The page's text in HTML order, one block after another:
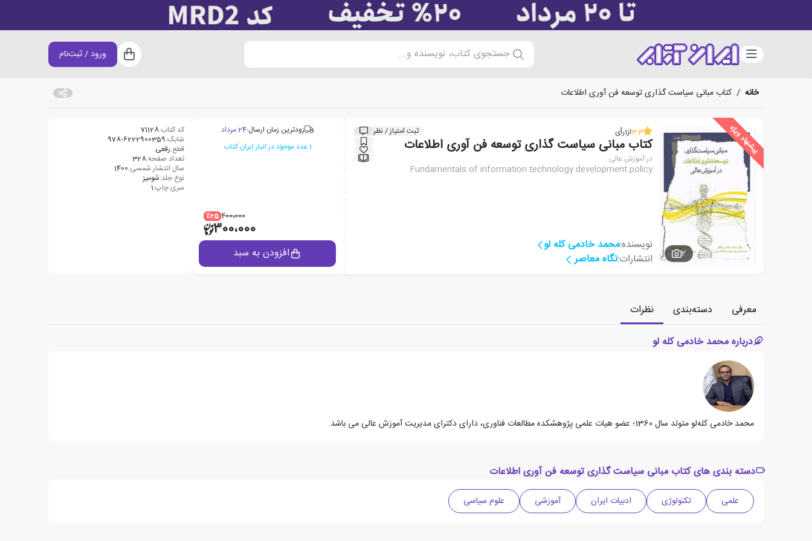
دسته‌بندی جستجوی کتاب، نویسنده و... سبد خرید
ورود / ثبت‌نام
خانه / کتاب مبانی سیاست گذاری توسعه فن آوری اطلاعات
پیشنهاد ویژه
2
3.3از1رأی ثبت امتیاز / نظر
کتاب مبانی سیاست گذاری توسعه فن آوری اطلاعات
در آموزش عالی
Fundamentals of information technology development policy
نویسنده:محمد خادمی کله لو
انتشارات:نگاه معاصر
زودترین زمان ارسال:24 مرداد
1 عدد موجود در انبار ایران کتاب
400،000 ٪25
300،000
افزودن به سبد
کد کتاب:71128
شابک:978-6222900359
قطع:رقعی
تعداد صفحه:328
سال انتشار شمسی:1400
نوع جلد:شومیز
سری چاپ:1
معرفی دسته‌بندی
نظرات
درباره محمد خادمی کله لو
محمد خادمی کله‌لو متولد سال 1360؛ عضو هیات علمی پژوهشکده مطالعات فناوری، دارای دکترای مدیریت آموزش عالی می باشد.
دسته بندی های کتاب مبانی سیاست گذاری توسعه فن آوری اطلاعات
علمی تکنولوژی ادبیات ایران آموزشی علوم سیاسی